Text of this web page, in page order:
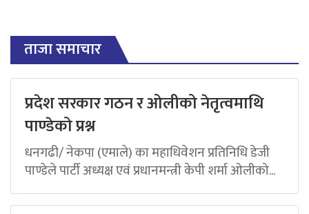
ताजा समाचार
प्रदेश सरकार गठन र ओलीको नेतृत्वमाथि
पाण्डेको प्रश्न
धनगढी/ नेकपा (एमाले) का महाधिवेशन प्रतिनिधि डेजी
पाण्डेले पार्टी अध्यक्ष एवं प्रधानमन्त्री केपी शर्मा ओलीको...